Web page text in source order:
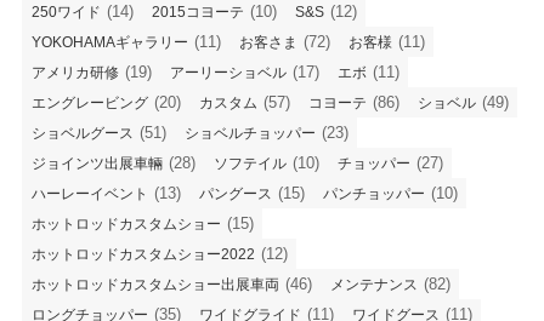
250ワイド (14) 2015コヨーテ (10) S&S (12)
YOKOHAMAギャラリー (11) お客さま (72) お客様 (11)
アメリカ研修 (19) アーリーショベル (17) エボ (11)
エングレービング (20) カスタム (57) コヨーテ (86) ショベル (49)
ショベルグース (51) ショベルチョッパー (23)
ジョインツ出展車輛 (28) ソフテイル (10) チョッパー (27)
ハーレーイベント (13) パングース (15) パンチョッパー (10)
ホットロッドカスタムショー (15)
ホットロッドカスタムショー2022 (12)
ホットロッドカスタムショー出展車両 (46) メンテナンス (82)
ロングチョッパー (35) ワイドグライド (11) ワイドグース (11)